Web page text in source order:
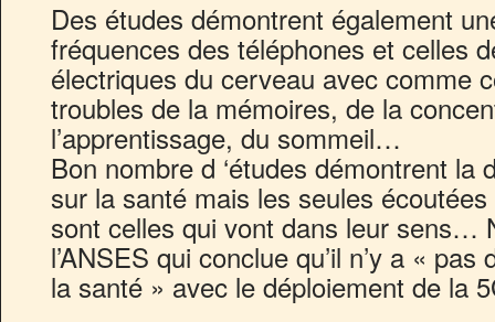
Des études démontrent également
fréquences des téléphones et celles
électriques du cerveau avec comme
troubles de la mémoires, de la
l’apprentissage, du sommeil…
Bon nombre d ‘études démontrent la
sur la santé mais les seules
sont celles qui vont dans leur sens…
l’ANSES qui conclue qu’il n’y a «
la santé » avec le déploiement de la